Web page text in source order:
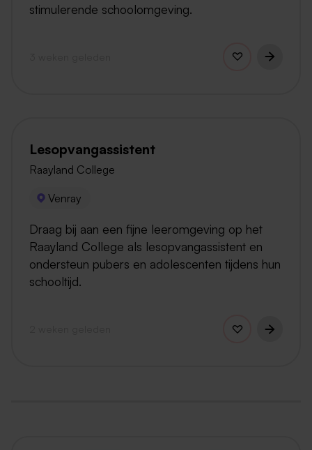
stimulerende schoolomgeving.
Lesopvangassistent
Raayland College
Venray
Draag bij aan een fijne leeromgeving op het
Raayland College als lesopvangassistent en
ondersteun pubers en adolescenten tijdens hun
schooltijd.